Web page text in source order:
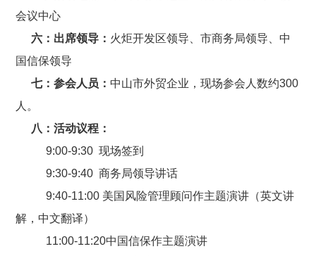
会议中心
六：出席领导： 火炬开发区领导、市商务局领导、中
国信保领导
七：参会人员： 中山市外贸企业，现场参会人数约300
人。
八：活动议程：
9:00-9:30 现场签到
9:30-9:40 商务局领导讲话
9:40-11:00 美国风险管理顾问作主题演讲（英文讲
解，中文翻译）
11:00-11:20中国信保作主题演讲